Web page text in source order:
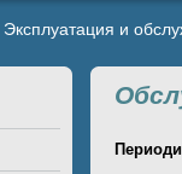
Эксплуатация и